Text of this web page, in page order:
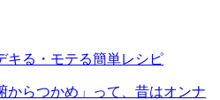
キる・モテる簡単レシピ
からつかめ」って、昔はオンナ